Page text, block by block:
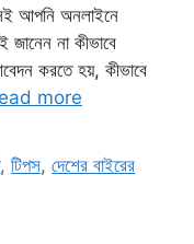
আপনি অনলাইনে
না কীভাবে
করতে হয়, কীভাবে
more
,টিপস,দেশের বাইরের